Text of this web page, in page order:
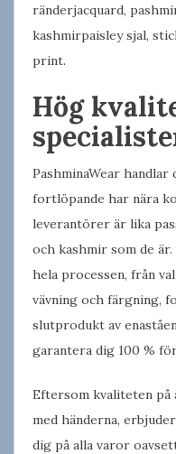
ränderjacquard,
kashmirpaisley sjal,
print.
Hög
PashminaWear
fortlöpande har nära
leverantörer är lika
och kashmir som de
hela processen, från
vävning och färgning,
slutprodukt av
garantera dig 100 %
Eftersom kvaliteten på
med händerna,
dig på alla varor